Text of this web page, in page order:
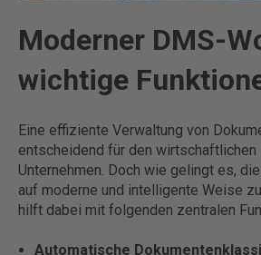
Moderner DMS-
wichtige
Eine effiziente Verwaltung von
entscheidend für den wirtschaftlichen
Unternehmen. Doch wie gelingt es,
auf moderne und intelligente Weise
hilft dabei mit folgenden zentralen
Automatische